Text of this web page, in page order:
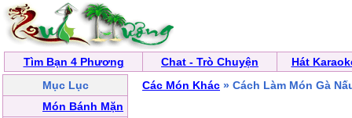
Tìm Bạn 4 Phương Chat - Trò Chuyện
Hát
Mục Lục
Món Bánh Mặn
Các Món Khác » Cách Làm Món Gà